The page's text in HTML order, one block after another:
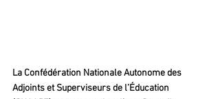
La Confédération Nationale Autonome des
Adjoints et Superviseurs de l’Éducation